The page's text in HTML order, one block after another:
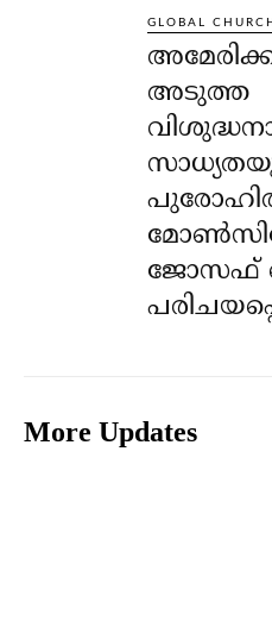
GLOBAL CHURCH
അടുത്ത
ജോസഫ്
More Updates